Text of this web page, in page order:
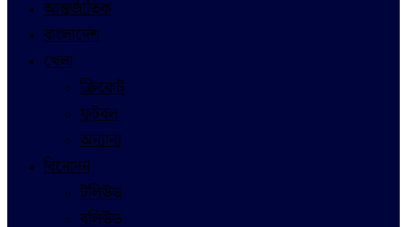
আন্তর্জাতিক
বাংলাদেশ
খেলা
ক্রিকেট
ফুটবল
অন্যান্য
বিনোদন
টলিউড
বলিউড